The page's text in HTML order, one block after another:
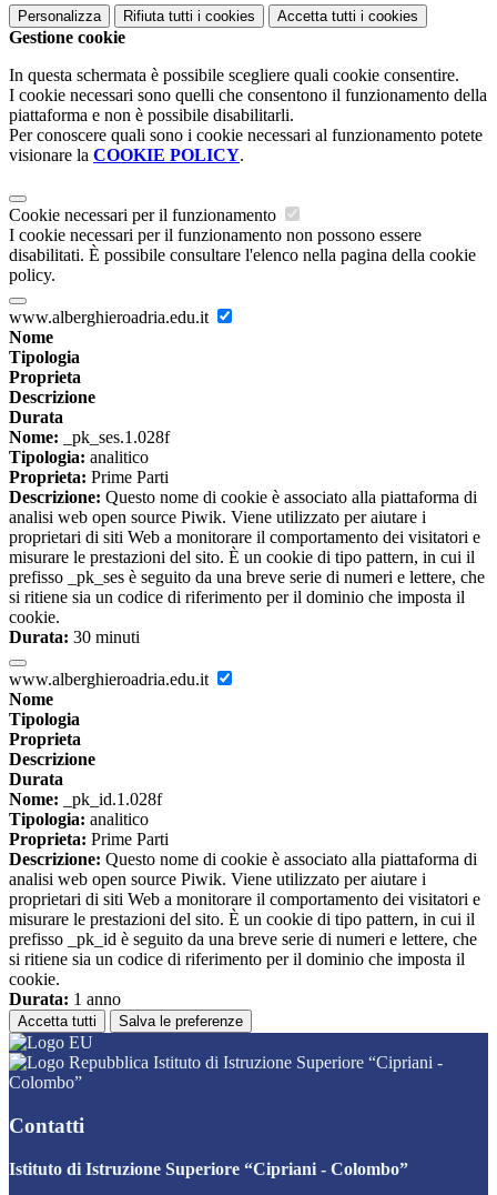
Personalizza Rifiuta tutti i cookies Accetta tutti i cookies
Gestione cookie
In questa schermata è possibile scegliere quali cookie consentire.
I cookie necessari sono quelli che consentono il funzionamento della
piattaforma e non è possibile disabilitarli.
Per conoscere quali sono i cookie necessari al funzionamento potete
visionare la COOKIE POLICY.
Cookie necessari per il funzionamento
I cookie necessari per il funzionamento non possono essere
disabilitati. È possibile consultare l'elenco nella pagina della cookie
policy.
www.alberghieroadria.edu.it
Nome
Tipologia
Proprieta
Descrizione
Durata
Nome: _pk_ses.1.028f
Tipologia: analitico
Proprieta: Prime Parti
Descrizione: Questo nome di cookie è associato alla piattaforma di
analisi web open source Piwik. Viene utilizzato per aiutare i
proprietari di siti Web a monitorare il comportamento dei visitatori e
misurare le prestazioni del sito. È un cookie di tipo pattern, in cui il
prefisso _pk_ses è seguito da una breve serie di numeri e lettere, che
si ritiene sia un codice di riferimento per il dominio che imposta il
cookie.
Durata: 30 minuti
www.alberghieroadria.edu.it
Nome
Tipologia
Proprieta
Descrizione
Durata
Nome: _pk_id.1.028f
Tipologia: analitico
Proprieta: Prime Parti
Descrizione: Questo nome di cookie è associato alla piattaforma di
analisi web open source Piwik. Viene utilizzato per aiutare i
proprietari di siti Web a monitorare il comportamento dei visitatori e
misurare le prestazioni del sito. È un cookie di tipo pattern, in cui il
prefisso _pk_id è seguito da una breve serie di numeri e lettere, che
si ritiene sia un codice di riferimento per il dominio che imposta il
cookie.
Durata: 1 anno
Accetta tutti Salva le preferenze
Istituto di Istruzione Superiore “Cipriani -
Colombo”
Contatti
Istituto di Istruzione Superiore “Cipriani - Colombo”